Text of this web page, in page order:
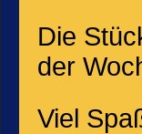
Die
der
Viel